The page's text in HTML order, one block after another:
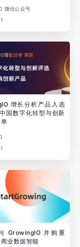
微信公众号
增长分析产品入选
国数字化转型与创新
GrowingIO 并购重
业数据智能